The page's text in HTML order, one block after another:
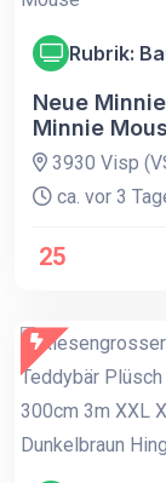
Rubrik:
Neue
Minnie
3930 Visp
ca. vor 3
25